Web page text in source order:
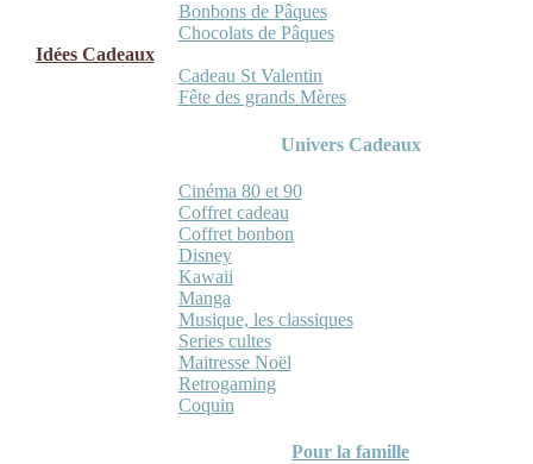
Bonbons de Pâques
Chocolats de Pâques
Idées Cadeaux
Cadeau St Valentin
Fête des grands Mères
Univers Cadeaux
Cinéma 80 et 90
Coffret cadeau
Coffret bonbon
Disney
Kawaii
Manga
Musique, les classiques
Series cultes
Maitresse Noël
Retrogaming
Coquin
Pour la famille